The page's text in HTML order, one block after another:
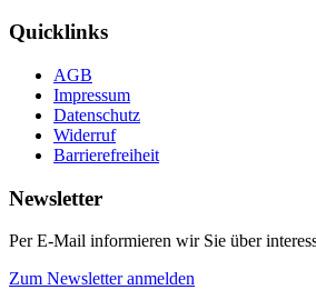
Quicklinks
AGB
Impressum
Datenschutz
Widerruf
Barrierefreiheit
Newsletter
Per E-Mail informieren wir Sie über
Zum Newsletter anmelden